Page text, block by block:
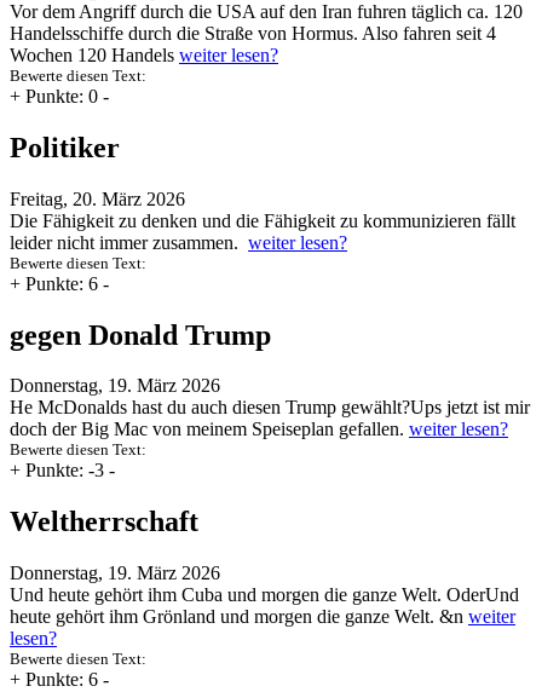
Vor dem Angriff durch die USA auf den Iran fuhren täglich ca. 120
Handelsschiffe durch die Straße von Hormus. Also fahren seit 4
Wochen 120 Handels weiter lesen?
Bewerte diesen Text:
+ Punkte: 0 -
Politiker
Freitag, 20. März 2026
Die Fähigkeit zu denken und die Fähigkeit zu kommunizieren fällt
leider nicht immer zusammen. weiter lesen?
Bewerte diesen Text:
+ Punkte: 6 -
gegen Donald Trump
Donnerstag, 19. März 2026
He McDonalds hast du auch diesen Trump gewählt?Ups jetzt ist mir
doch der Big Mac von meinem Speiseplan gefallen. weiter lesen?
Bewerte diesen Text:
+ Punkte: -3 -
Weltherrschaft
Donnerstag, 19. März 2026
Und heute gehört ihm Cuba und morgen die ganze Welt. OderUnd
heute gehört ihm Grönland und morgen die ganze Welt. &n weiter
lesen?
Bewerte diesen Text:
+ Punkte: 6 -